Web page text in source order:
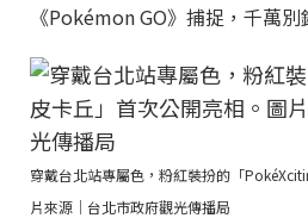
《Pokémon GO》捕捉，千萬別
穿戴台北站專屬色，粉紅裝扮的「
片來源｜台北市政府觀光傳播局